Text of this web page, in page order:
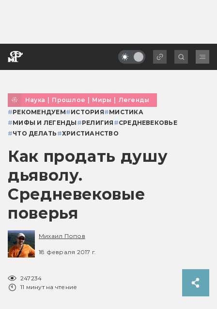
Наука | Прошлое | Миры | Легенды
#РЕКОМЕНДУЕМ#ИСТОРИЯ#МИСТИКА
#МИФЫ И ЛЕГЕНДЫ #РЕЛИГИЯ #СРЕДНЕВЕКОВЬЕ
#ЧТО ДЕЛАТЬ #ХРИСТИАНСТВО
Как продать душу
дьяволу.
Средневековые
поверья
Михаил Попов
18 февраля 2017 г.
247234
11 минут на чтение